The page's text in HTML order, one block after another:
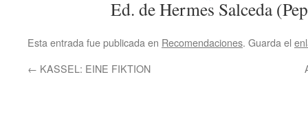
Ed. de Hermes Salceda
Esta entrada fue publicada en Recomendaciones. Guarda el
← KASSEL: EINE FIKTION